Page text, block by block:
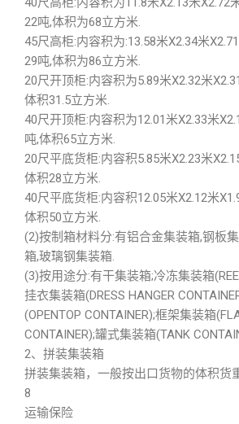
22吨,体积为68立方米.
45尺高柜:内容积为:13.58米X2.34米
29吨,体积为86立方米.
20尺开顶柜:内容积为5.89米X2.32米
体积31.5立方米.
40尺开顶柜:内容积为12.01米X2.33米
吨,体积65立方米.
20尺平底货柜:内容积5.85米X2.23米
体积28立方米.
40尺平底货柜:内容积12.05米X2.12米
体积50立方米.
(2)按制箱材料分:有铝合金集装箱,钢板
箱,玻璃钢集装箱.
(3)按用途分:有干集装箱;冷冻集装箱
挂衣集装箱(DRESS HANGER
(OPENTOP CONTAINER);框架集装箱
CONTAINER);罐式集装箱(TANK
2、拼装集装箱
拼装集装箱，一般按出口货物的体积货
8
运输保险